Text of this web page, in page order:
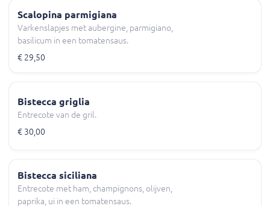
Scalopina parmigiana
Varkenslapjes met aubergine, parmigiano,
basilicum in een tomatensaus.
€ 29,50
Bistecca griglia
Entrecote van de gril.
€ 30,00
Bistecca siciliana
Entrecote met ham, champignons, olijven,
paprika, ui in een tomatensaus.